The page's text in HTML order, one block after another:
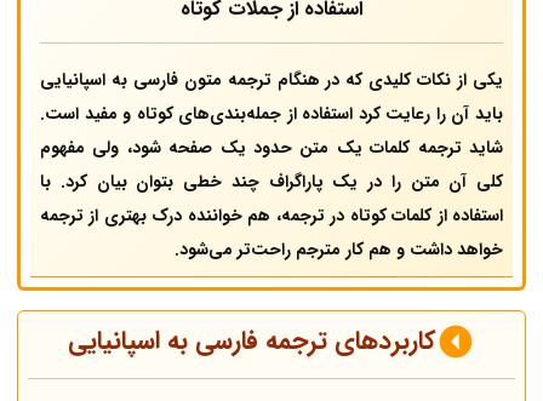
استفاده از جملات کوتاه
یکی از نکات کلیدی که در هنگام ترجمه متون فارسی به اسپانیایی
باید آن را رعایت کرد استفاده از جمله‌بندی‌های کوتاه و مفید است.
شاید ترجمه کلمات یک متن حدود یک صفحه شود، ولی مفهوم
کلی آن متن را در یک پاراگراف چند خطی بتوان بیان کرد. با
استفاده از کلمات کوتاه در ترجمه، هم خواننده درک بهتری از ترجمه
خواهد داشت و هم کار مترجم راحت‌تر می‌شود.
کاربردهای ترجمه فارسی به اسپانیایی